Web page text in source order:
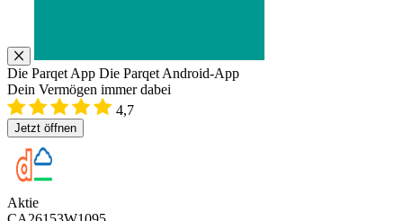
Die Parqet App Die Parqet Android-App
Dein Vermögen immer dabei
4,7
Jetzt öffnen
Aktie